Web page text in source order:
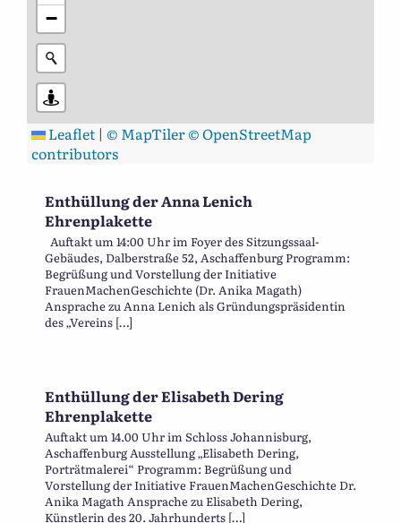
−
Leaflet | © MapTiler© OpenStreetMap
contributors
Enthüllung der Anna Lenich
Ehrenplakette
Auftakt um 14:00 Uhr im Foyer des Sitzungssaal-
Gebäudes, Dalberstraße 52, Aschaffenburg Programm:
Begrüßung und Vorstellung der Initiative
FrauenMachenGeschichte (Dr. Anika Magath)
Ansprache zu Anna Lenich als Gründungspräsidentin
des „Vereins […]
Enthüllung der Elisabeth Dering
Ehrenplakette
Auftakt um 14.00 Uhr im Schloss Johannisburg,
Aschaffenburg Ausstellung „Elisabeth Dering,
Porträtmalerei“ Programm: Begrüßung und
Vorstellung der Initiative FrauenMachenGeschichte Dr.
Anika Magath Ansprache zu Elisabeth Dering,
Künstlerin des 20. Jahrhunderts […]